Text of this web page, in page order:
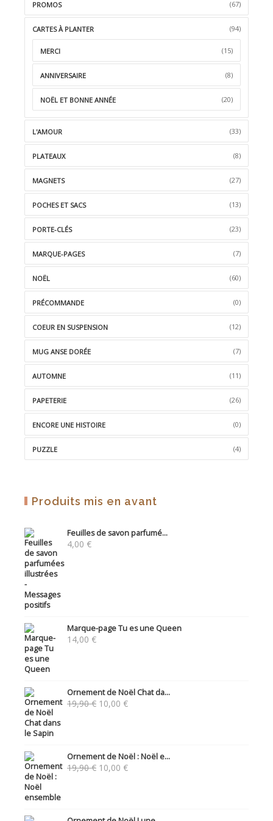
PROMOS (67)
CARTES À PLANTER (94)
MERCI (15)
ANNIVERSAIRE (8)
NOËL ET BONNE ANNÉE (20)
L'AMOUR (33)
PLATEAUX (8)
MAGNETS (27)
POCHES ET SACS (13)
PORTE-CLÉS (23)
MARQUE-PAGES (7)
NOËL (60)
PRÉCOMMANDE (0)
COEUR EN SUSPENSION (12)
MUG ANSE DORÉE (7)
AUTOMNE (11)
PAPETERIE (26)
ENCORE UNE HISTOIRE (0)
PUZZLE (4)
Produits mis en avant
Feuilles de savon parfumé...
4,00 €
Marque-page Tu es une Queen
14,00 €
Ornement de Noël Chat da...
19,90€ Le
10,00 €Le
Ornement de Noël : Noël e...
19,90€ Le
10,00 €Le